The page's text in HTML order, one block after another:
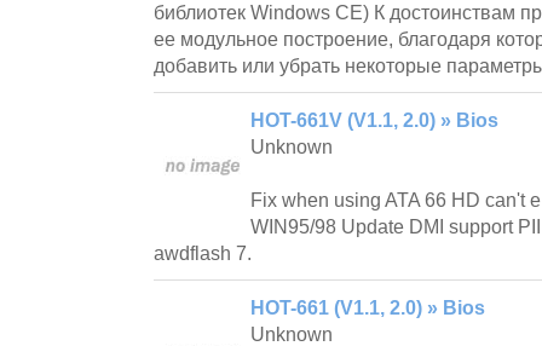
библиотек Windows CE) К достоинствам
ее модульное построение, благодаря
добавить или убрать некоторые
HOT-661V (V1.1, 2.0) » Bios
Unknown
Fix when using ATA 66 HD can't
WIN95/98 Update DMI support
awdflash 7.
HOT-661 (V1.1, 2.0) » Bios
Unknown